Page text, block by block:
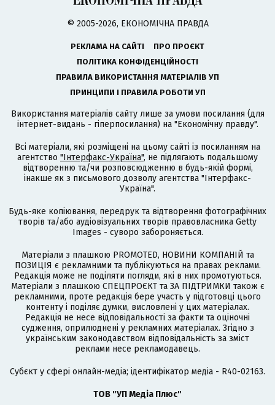
© 2005-2026, ЕКОНОМІЧНА ПРАВДА
РЕКЛАМА НА САЙТІ
ПРО ПРОЄКТ
ПОЛІТИКА КОНФІДЕНЦІЙНОСТІ
ПРАВИЛА ВИКОРИСТАННЯ МАТЕРІАЛІВ УП
ПРИНЦИПИ І ПРАВИЛА РОБОТИ УП
Використання матеріалів сайту лише за умови посилання (для
інтернет-видань - гіперпосилання) на "Економічну правду".
Всі матеріали, які розміщені на цьому сайті із посиланням на
агентство "Інтерфакс-Україна", не підлягають подальшому
відтворенню та/чи розповсюдженню в будь-якій формі,
інакше як з письмового дозволу агентства "Інтерфакс-
Україна".
Будь-яке копіювання, передрук та відтворення фотографічних
творів та/або аудіовізуальних творів правовласника Getty
Images - суворо забороняється.
Матеріали з плашкою PROMOTED, НОВИНИ КОМПАНІЙ та
ПОЗИЦІЯ є рекламними та публікуються на правах реклами.
Редакція може не поділяти погляди, які в них промотуються.
Матеріали з плашкою СПЕЦПРОЄКТ та ЗА ПІДТРИМКИ також є
рекламними, проте редакція бере участь у підготовці цього
контенту і поділяє думки, висловлені у цих матеріалах.
Редакція не несе відповідальності за факти та оціночні
судження, оприлюднені у рекламних матеріалах. Згідно з
українським законодавством відповідальність за зміст
реклами несе рекламодавець.
Cубєкт у сфері онлайн-медіа; ідентифікатор медіа - R40-02163.
ТОВ "УП Медіа Плюс"